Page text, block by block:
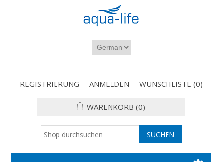
REGISTRIERUNG ANMELDEN WUNSCHLISTE (0)
WARENKORB (0)